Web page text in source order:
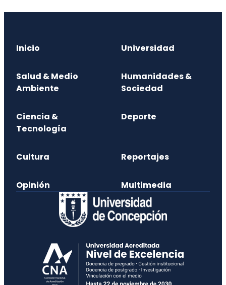
Inicio Universidad
Salud & Medio
Ambiente
Humanidades &
Sociedad
Ciencia &
Tecnología
Deporte
Cultura Reportajes
Opinión Multimedia